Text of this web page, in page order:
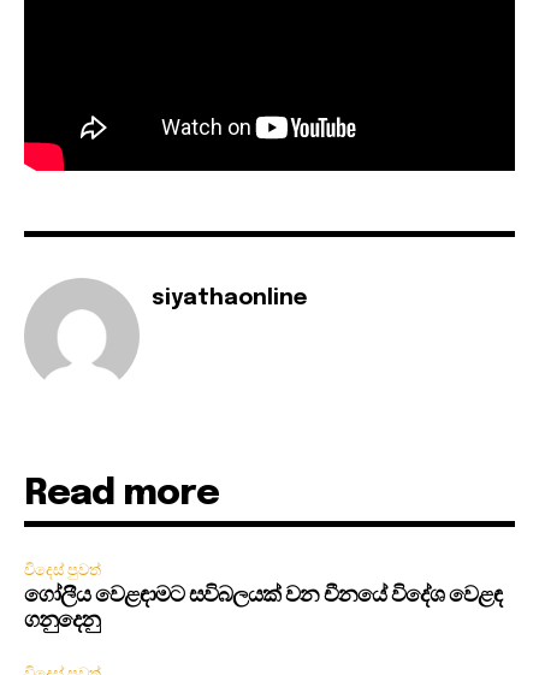
siyathaonline
Read more
විදෙස් පුවත්
ගෝලීය වෙළඳාමට සවිබලයක් වන චීනයේ විදේශ වෙළඳ
ගනුදෙනු